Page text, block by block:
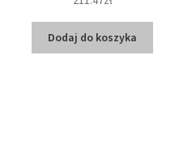
Dodaj do koszyka